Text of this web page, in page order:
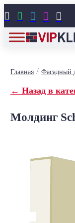
    
Главная/ Фасадный
← Назад в
Молдинг